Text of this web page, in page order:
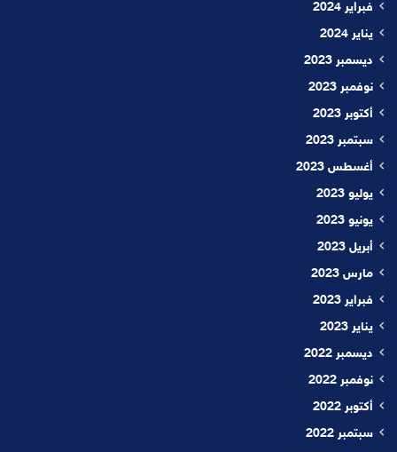
فبراير 2024
يناير 2024
ديسمبر 2023
نوفمبر 2023
أكتوبر 2023
سبتمبر 2023
أغسطس 2023
يوليو 2023
يونيو 2023
أبريل 2023
مارس 2023
فبراير 2023
يناير 2023
ديسمبر 2022
نوفمبر 2022
أكتوبر 2022
سبتمبر 2022